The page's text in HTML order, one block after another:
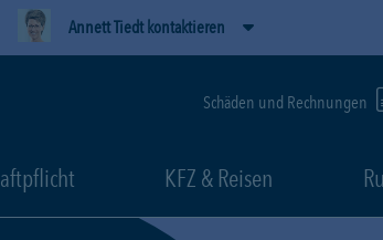
Annett Tiedt kontaktieren
Schäden und Rechnungen
KFZ & Reisen